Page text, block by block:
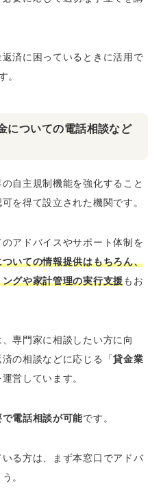
済に困っているときに活用で
。
についての電話相談など
自主規制機能を強化すること
を得て設立された機関です。
アドバイスやサポート体制を
いての情報提供はもちろん、
グや家計管理の実行支援もお
専門家に相談したい方に向
の相談などに応じる「貸金業
運営しています。
電話相談が可能です。
る方は、まず本窓口でアドバ
。